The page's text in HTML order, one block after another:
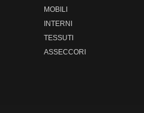
MOBILI
INTERNI
TESSUTI
ASSECCORI